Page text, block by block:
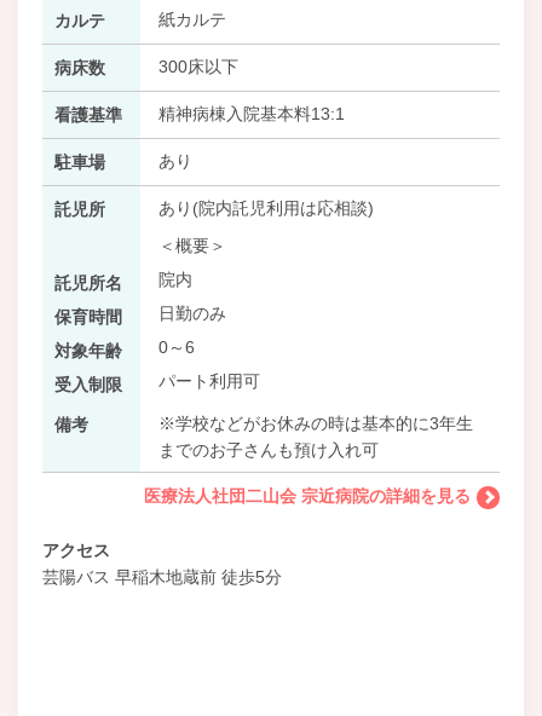
カルテ 紙カルテ
病床数 300床以下
看護基準 精神病棟入院基本料13:1
駐車場 あり
託児所
あり(院内託児利用は応相談)
＜概要＞
託児所名
院内
保育時間
日勤のみ
対象年齢
0～6
受入制限
パート利用可
備考
※学校などがお休みの時は基本的に3年生
までのお子さんも預け入れ可
医療法人社団二山会 宗近病院の詳細を見る
アクセス
芸陽バス 早稲木地蔵前 徒歩5分